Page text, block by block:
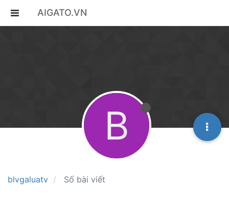
AIGATO.VN
blvgaluatv Số bài viết
B